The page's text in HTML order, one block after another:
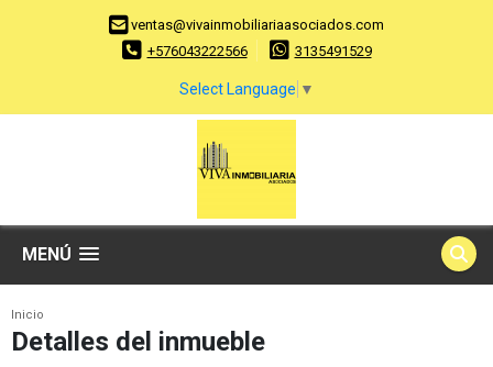
ventas@vivainmobiliariaasociados.com
+576043222566
3135491529
Select Language ▼
MENÚ
Inicio
Detalles del inmueble